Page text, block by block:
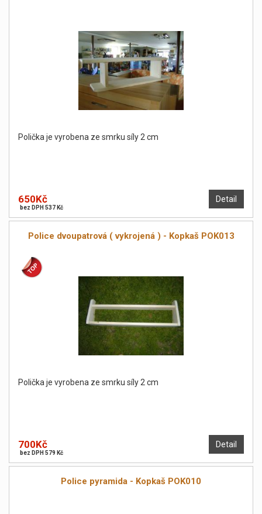
Polička je vyrobena ze smrku síly 2 cm
Detail
650Kč
bez DPH 537 Kč
Police dvoupatrová ( vykrojená ) - Kopkaš POK013
Polička je vyrobena ze smrku síly 2 cm
Detail
700Kč
bez DPH 579 Kč
Police pyramida - Kopkaš POK010